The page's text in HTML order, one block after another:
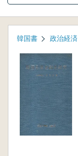
韓国書 政治経済